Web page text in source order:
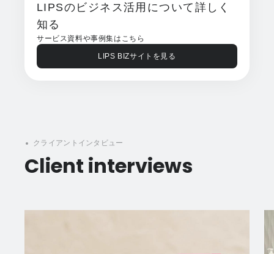
LIPSのビジネス活用について 詳しく
知る
サービス資料や事例集はこちら
LIPS BIZサイトを見る
クライアントインタビュー
Client interviews